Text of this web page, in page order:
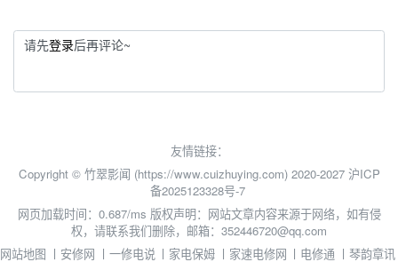
请先登录后再评论~
友情链接：
Copyright © 竹翠影闻 (https://www.cuizhuying.com) 2020-2027 沪ICP
备2025123328号-7
网页加载时间：0.687/ms 版权声明：网站文章内容来源于网络，如有侵
权，请联系我们删除，邮箱：352446720@qq.com
网站地图 丨 安修网 丨 一修电说 丨 家电保姆 丨 家速电修网 丨 电修通 丨琴韵章讯